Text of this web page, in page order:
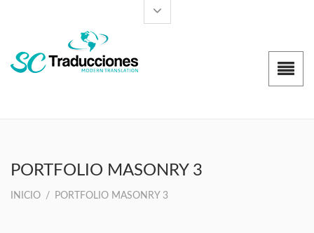
PORTFOLIO MASONRY 3
INICIO / PORTFOLIO MASONRY 3